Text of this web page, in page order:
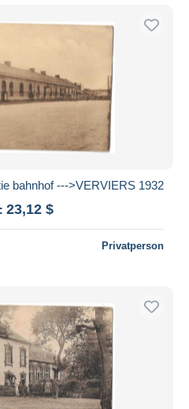
bahnhof --->VERVIERS 1932
23,12 $
Privatperson